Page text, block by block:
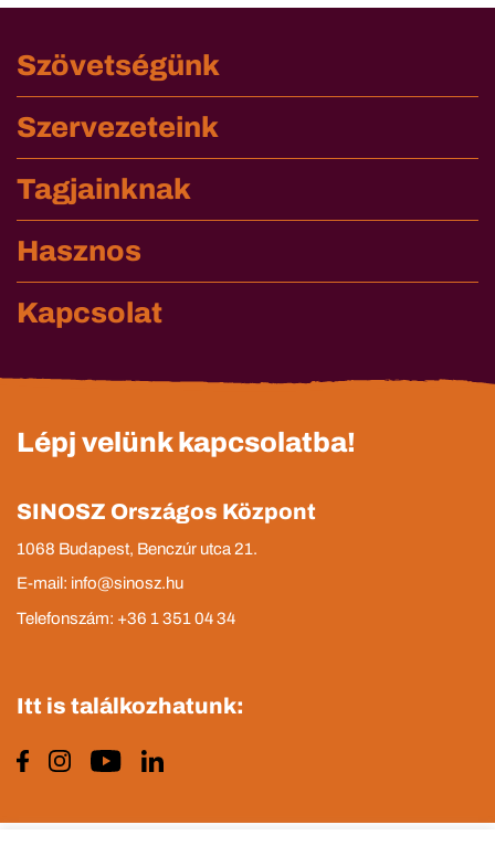
Szövetségünk
Szervezeteink
Tagjainknak
Hasznos
Kapcsolat
Lépj velünk kapcsolatba!
SINOSZ Országos Központ
1068 Budapest, Benczúr utca 21.
E-mail: info@sinosz.hu
Telefonszám: +36 1 351 04 34
Itt is találkozhatunk: